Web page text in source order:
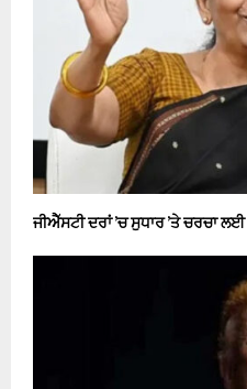
ਜੀਐੱਸਟੀ ਦਰਾਂ ’ਚ ਸੁਧਾਰ ’ਤੇ ਚਰਚਾ